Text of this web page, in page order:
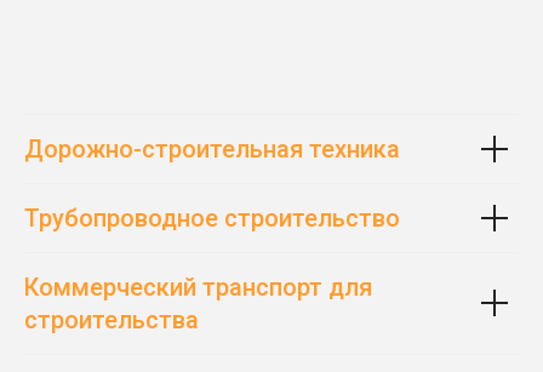
Дорожно-строительная техника
Трубопроводное строительство
Коммерческий транспорт для
строительства